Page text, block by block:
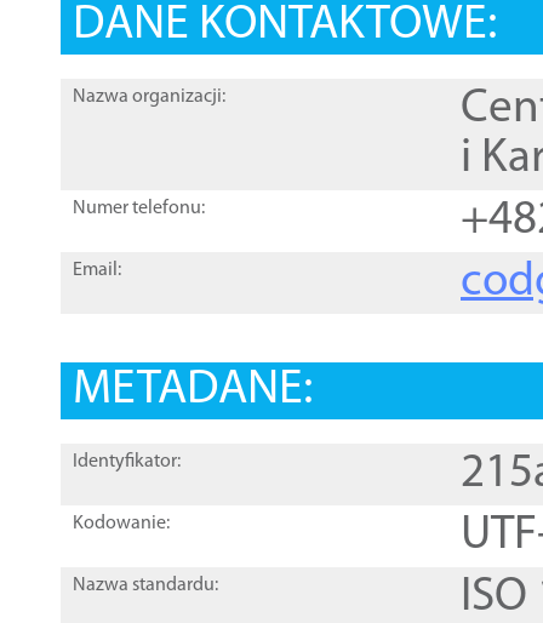
DANE KONTAKTOWE:
Nazwa organizacji:
i
Numer telefonu:
Email:
METADANE:
Identyfikator:
Kodowanie:
Nazwa standardu: